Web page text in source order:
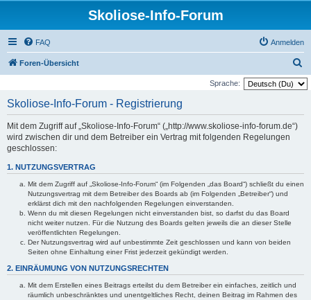
Skoliose-Info-Forum
FAQ Anmelden
Foren-Übersicht
u
Sprache:
Skoliose-Info-Forum - Registrierung
Mit dem Zugriff auf „Skoliose-Info-Forum“ („http://www.skoliose-info-forum.de“)
wird zwischen dir und dem Betreiber ein Vertrag mit folgenden Regelungen
geschlossen:
1. NUTZUNGSVERTRAG
Mit dem Zugriff auf „Skoliose-Info-Forum“ (im Folgenden „das Board“) schließt du einen
Nutzungsvertrag mit dem Betreiber des Boards ab (im Folgenden „Betreiber“) und
erklärst dich mit den nachfolgenden Regelungen einverstanden.
Wenn du mit diesen Regelungen nicht einverstanden bist, so darfst du das Board
nicht weiter nutzen. Für die Nutzung des Boards gelten jeweils die an dieser Stelle
veröffentlichten Regelungen.
Der Nutzungsvertrag wird auf unbestimmte Zeit geschlossen und kann von beiden
Seiten ohne Einhaltung einer Frist jederzeit gekündigt werden.
2. EINRÄUMUNG VON NUTZUNGSRECHTEN
Mit dem Erstellen eines Beitrags erteilst du dem Betreiber ein einfaches, zeitlich und
räumlich unbeschränktes und unentgeltliches Recht, deinen Beitrag im Rahmen des